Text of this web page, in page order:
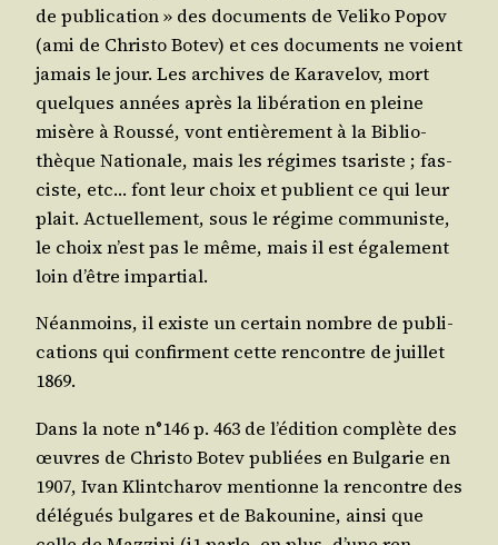
de publi­ca­tion » des docu­ments de Veli­ko Popov
(ami de Chris­to Botev) et ces docu­ments ne voient
jamais le jour. Les archives de Kara­ve­lov, mort
quelques années après la libé­ra­tion en pleine
misère à Rous­sé, vont entiè­re­ment à la Biblio­
thèque Natio­nale, mais les régimes tsa­riste ; fas­
ciste, etc… font leur choix et publient ce qui leur
plait. Actuel­le­ment, sous le régime com­mu­niste,
le choix n’est pas le même, mais il est éga­le­ment
loin d’être impartial.
Néan­moins, il existe un cer­tain nombre de publi­
ca­tions qui confirment cette ren­contre de juillet
1869.
Dans la note n°146 p. 463 de l’é­di­tion com­plète des
œuvres de Chris­to Botev publiées en Bul­ga­rie en
1907, Ivan Klint­cha­rov men­tionne la ren­contre des
délé­gués bul­gares et de Bakou­nine, ain­si que